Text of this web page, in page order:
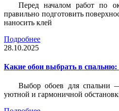
Перед началом работ по
правильно подготовить
наносить клей
Подробнее
28.10.2025
Какие обои выбрать в
Выбор обоев для спальни
уютной и гармоничной